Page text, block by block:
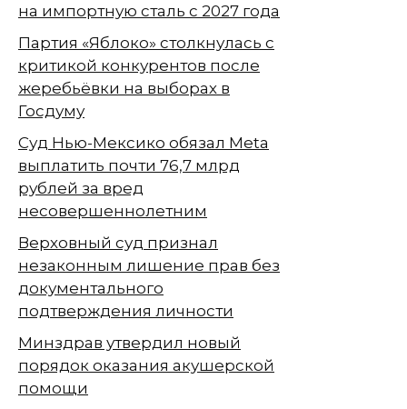
на импортную сталь с 2027 года
Партия «Яблоко» столкнулась с
критикой конкурентов после
жеребьёвки на выборах в
Госдуму
Суд Нью-Мексико обязал Meta
выплатить почти 76,7 млрд
рублей за вред
несовершеннолетним
Верховный суд признал
незаконным лишение прав без
документального
подтверждения личности
Минздрав утвердил новый
порядок оказания акушерской
помощи